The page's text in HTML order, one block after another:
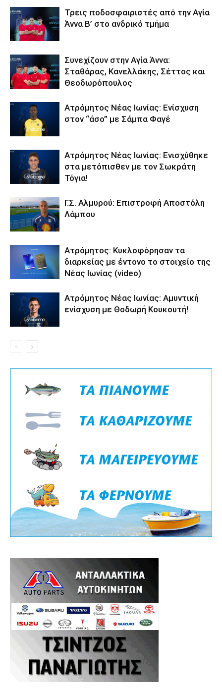
Τρεις ποδοσφαιριστές από την Αγία
Άννα Β’ στο ανδρικό τμήμα
Συνεχίζουν στην Αγία Άννα:
Σταθάρας, Κανελλάκης, Σέττος και
Θεοδωρόπουλος
Ατρόμητος Νέας Ιωνίας: Ενίσχυση
στον “άσο” με Σάμπα Φαγέ
Ατρόμητος Νέας Ιωνίας: Ενισχύθηκε
στα μετόπισθεν με τον Σωκράτη
Τόγια!
Γ.Σ. Αλμυρού: Επιστροφή Αποστόλη
Λάμπου
Ατρόμητος: Κυκλοφόρησαν τα
διαρκείας με έντονο το στοιχείο της
Νέας Ιωνίας (video)
Ατρόμητος Νέας Ιωνίας: Αμυντική
ενίσχυση με Θοδωρή Κουκουτή!